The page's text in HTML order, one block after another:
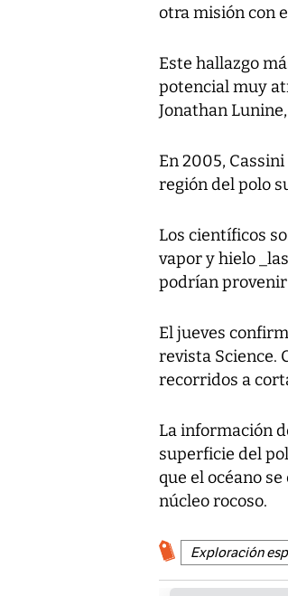
otra misión con
Este hallazgo
potencial muy
Jonathan
En 2005,
región del polo
Los científicos
vapor y hielo
podrían
El jueves
revista Science.
recorridos a
La información
superficie del
que el océano
núcleo rocoso.
Exploración